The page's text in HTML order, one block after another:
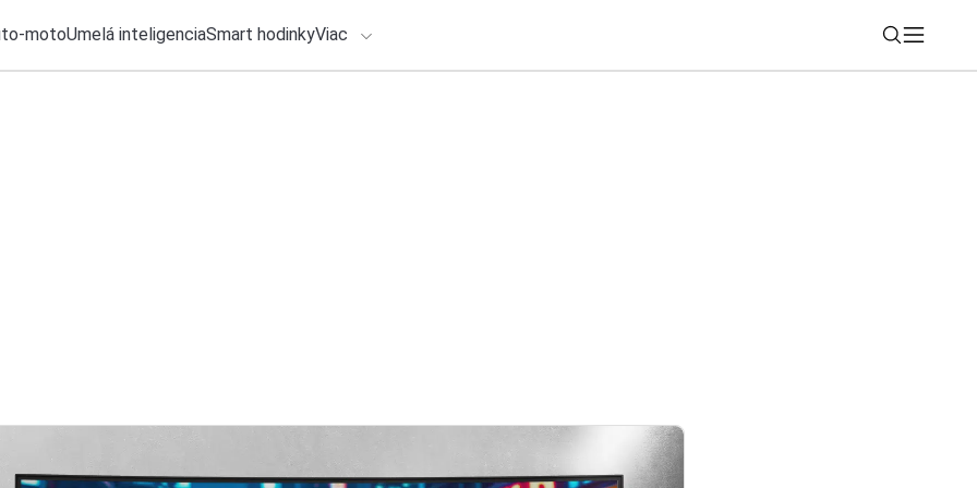
motoUmelá inteligenciaSmart hodinkyViac